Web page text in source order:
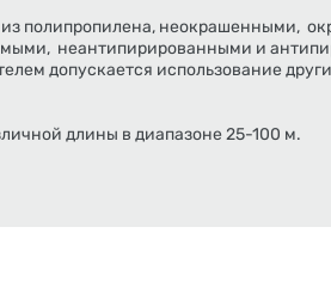
полипропилена, неокрашенными,
неантипирированными и
допускается использование
длины в диапазоне 25-100 м.